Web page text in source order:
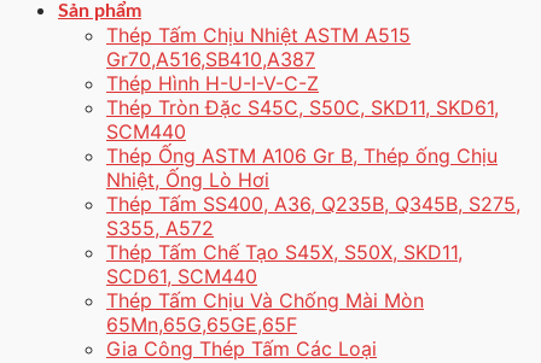
Sản phẩm
Thép Tấm Chịu Nhiệt ASTM A515
Gr70,A516,SB410,A387
Thép Hình H-U-I-V-C-Z
Thép Tròn Đặc S45C, S50C, SKD11, SKD61,
SCM440
Thép Ống ASTM A106 Gr B, Thép ống Chịu
Nhiệt, Ống Lò Hơi
Thép Tấm SS400, A36, Q235B, Q345B, S275,
S355, A572
Thép Tấm Chế Tạo S45X, S50X, SKD11,
SCD61, SCM440
Thép Tấm Chịu Và Chống Mài Mòn
65Mn,65G,65GE,65F
Gia Công Thép Tấm Các Loại